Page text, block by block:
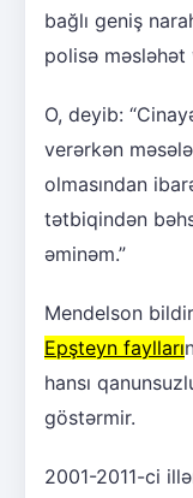
bağlı geniş
polisə
O, deyib:
verərkən
olmasından
tətbiqindən
əminəm.”
Mendelson
Epşteyn faylları
hansı
göstərmir.
2001-2011-ci